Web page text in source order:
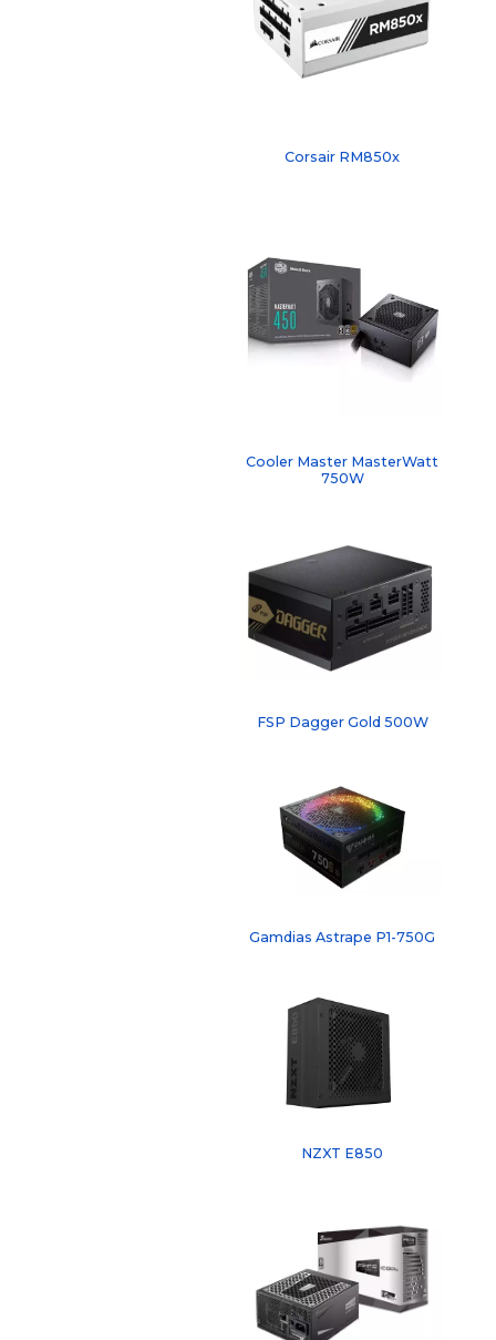
Corsair RM850x
Cooler Master MasterWatt
750W
FSP Dagger Gold 500W
Gamdias Astrape P1-750G
NZXT E850